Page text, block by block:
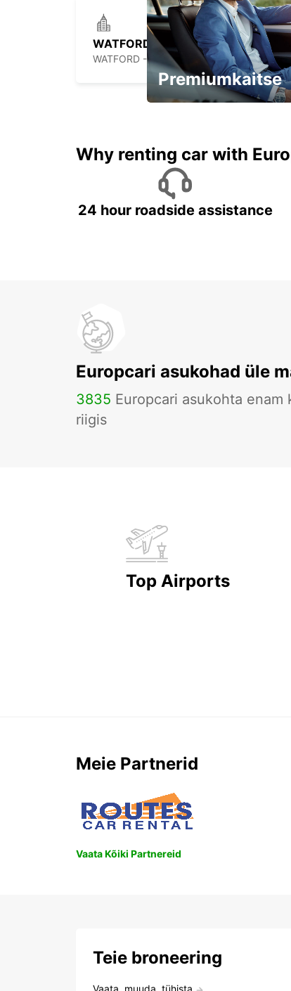
WATFORD
WATFORD - UNITED KINGDOM
Premiumkaitse
Why renting car with
24 hour roadside assistance
Europcari asukohad üle
3835 Europcari asukohta enam
riigis
Top Airports
Meie Partnerid
Vaata Kõiki Partnereid
Teie broneering